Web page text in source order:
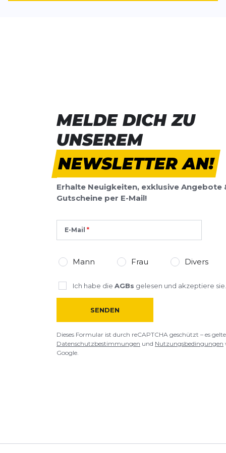
MELDE DICH ZU
UNSEREM
NEWSLETTER AN!
Erhalte Neuigkeiten, exklusive Angebote
Gutscheine per E-Mail!
E-Mail
Mann Frau Divers
Ich habe die AGBs gelesen und akzeptiere sie.
SENDEN
Dieses Formular ist durch reCAPTCHA geschützt – es
Datenschutzbestimmungen und Nutzungsbedingungen
Google.